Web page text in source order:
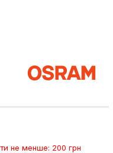
не менше: 200 грн